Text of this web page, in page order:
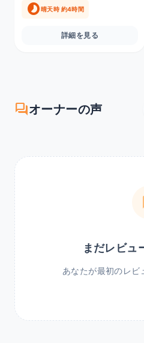
timelapse晴天時 約4時間
詳細を見る
forumオーナーの声
まだレビュ
あなたが最初のレビ